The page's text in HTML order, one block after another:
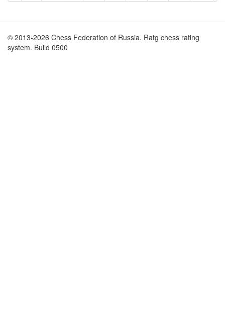
© 2013-2026 Chess Federation of Russia. Ratg chess rating
system. Build 0500